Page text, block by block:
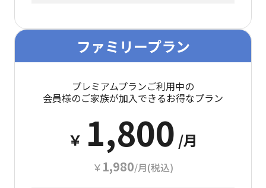
ファミリープラン
プレミアムプランご利用中の
会員様のご家族が加入できるお得なプラン
￥ 1,800 /月
￥ 1,980/月(税込)